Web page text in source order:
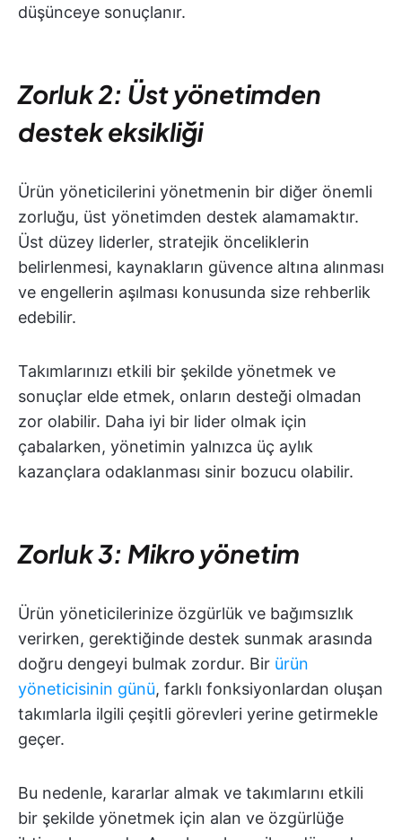
düşünceye sonuçlanır.
Zorluk 2: Üst yönetimden
destek eksikliği
Ürün yöneticilerini yönetmenin bir diğer önemli
zorluğu, üst yönetimden destek alamamaktır.
Üst düzey liderler, stratejik önceliklerin
belirlenmesi, kaynakların güvence altına alınması
ve engellerin aşılması konusunda size rehberlik
edebilir.
Takımlarınızı etkili bir şekilde yönetmek ve
sonuçlar elde etmek, onların desteği olmadan
zor olabilir. Daha iyi bir lider olmak için
çabalarken, yönetimin yalnızca üç aylık
kazançlara odaklanması sinir bozucu olabilir.
Zorluk 3: Mikro yönetim
Ürün yöneticilerinize özgürlük ve bağımsızlık
verirken, gerektiğinde destek sunmak arasında
doğru dengeyi bulmak zordur. Bir ürün
yöneticisinin günü, farklı fonksiyonlardan oluşan
takımlarla ilgili çeşitli görevleri yerine getirmekle
geçer.
Bu nedenle, kararlar almak ve takımlarını etkili
bir şekilde yönetmek için alan ve özgürlüğe